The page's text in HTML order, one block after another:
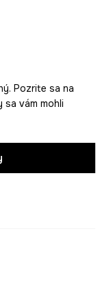
Pozrite sa na
vám mohli